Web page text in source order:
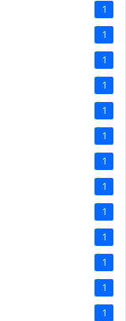
1
1
1
1
1
1
1
1
1
1
1
1
1